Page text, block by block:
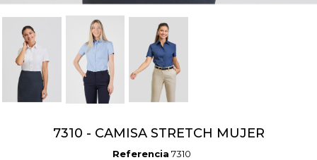
7310 - CAMISA STRETCH MUJER
Referencia 7310